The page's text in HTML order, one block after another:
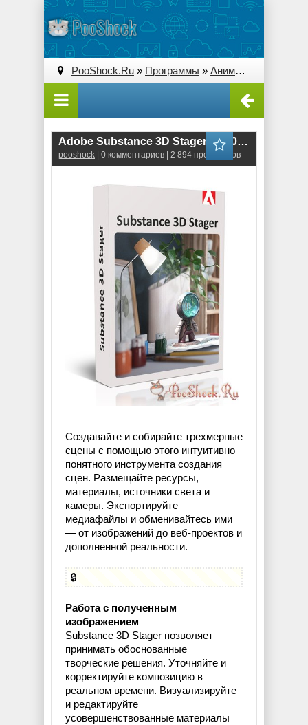
PooShock.Ru » Программы » Анимация и 3D
Adobe Substance 3D Stager (1.0.0.5070) RePack
pooshock | 0 комментариев | 2 894 просмотров
Создавайте и собирайте трехмерные
сцены с помощью этого интуитивно
понятного инструмента создания
сцен. Размещайте ресурсы,
материалы, источники света и
камеры. Экспортируйте
медиафайлы и обменивайтесь ими
— от изображений до веб-проектов и
дополненной реальности.
🔒
Работа с полученным
изображением
Substance 3D Stager позволяет
принимать обоснованные
творческие решения. Уточняйте и
корректируйте композицию в
реальном времени. Визуализируйте
и редактируйте
усовершенствованные материалы